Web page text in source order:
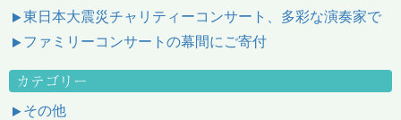
東日本大震災チャリティーコンサート、多彩な演奏家で
ファミリーコンサートの幕間にご寄付
カテゴリー
その他